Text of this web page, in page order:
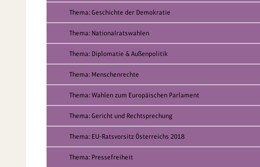
Thema: Geschichte der Demokratie
Thema: Nationalratswahlen
Thema: Diplomatie & Außenpolitik
Thema: Menschenrechte
Thema: Wahlen zum Europäischen Parlament
Thema: Gericht und Rechtsprechung
Thema: EU-Ratsvorsitz Österreichs 2018
Thema: Pressefreiheit